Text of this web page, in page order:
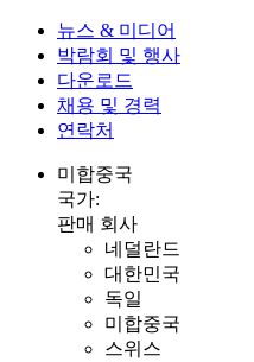
뉴스 & 미디어
박람회 및 행사
다운로드
채용 및 경력
연락처
미합중국
국가:
판매 회사
네덜란드
대한민국
독일
미합중국
스위스